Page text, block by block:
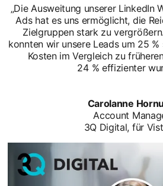
„Die Ausweitung unserer LinkedIn
Ads hat es uns ermöglicht, die
Zielgruppen stark zu
konnten wir unsere Leads um 25
Kosten im Vergleich zu
24 % effizienter
Carolanne
Account
3Q Digital, für